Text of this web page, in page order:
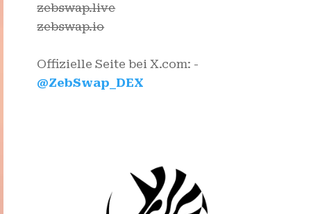
zebswap.live
zebswap.io
Offizielle Seite bei X.com: -
@ZebSwap_DEX